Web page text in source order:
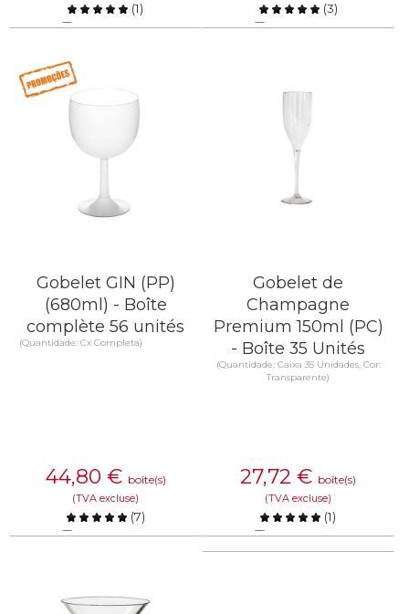
(1)
Comparer
EN SAVOIR PLUS
(3)
Comparer
Gobelet GIN (PP)
(680ml) - Boîte
complète 56 unités
(Quantidade: Cx Completa)
44,80 € boîte(s)
(TVA excluse)
(7)
Comparer
Gobelet de
Champagne
Premium 150ml (PC)
- Boîte 35 Unités
(Quantidade: Caixa 35 Unidades, Cor:
Transparente)
27,72 € boîte(s)
(TVA excluse)
(1)
Comparer